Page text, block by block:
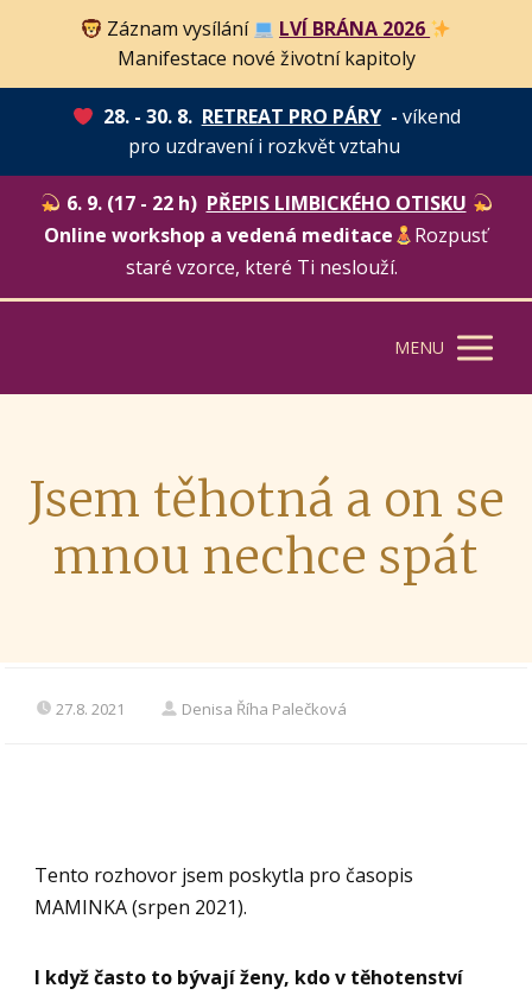
Záznam vysílání
LVÍ BRÁNA 2026
Manifestace nové životní kapitoly
28. - 30. 8. RETREAT PRO PÁRY- víkend
pro uzdravení i rozkvět vztahu
6. 9. (17 - 22 h) PŘEPIS LIMBICKÉHO OTISKU
Online workshop a vedená meditace
Rozpusť
staré vzorce, které Ti neslouží.
MENU
Jsem těhotná a on se
mnou nechce spát
27.8. 2021 Denisa Říha Palečková
Tento rozhovor jsem poskytla pro časopis
MAMINKA (srpen 2021).
I když často to bývají ženy, kdo v těhotenství